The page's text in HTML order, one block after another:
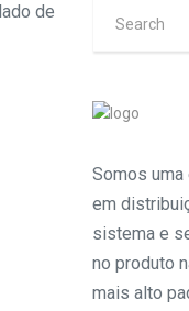
de
Somos
em
sistema e
no produto
mais alto